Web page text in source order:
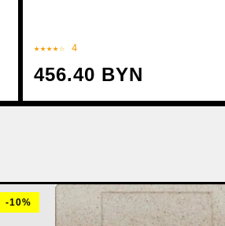
★★★★☆ 4
456.40 BYN
-10%